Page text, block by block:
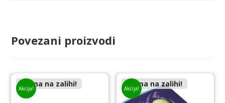
Povezani proizvodi
Nema na zalihi!
Akcija! Nema na zalihi!
Akcija!